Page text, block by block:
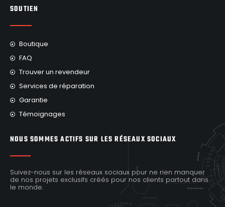
SOUTIEN
Boutique
FAQ
Trouver un revendeur
Services de réparation
Garantie
Témoignages
NOUS SOMMES ACTIFS SUR LES RÉSEAUX SOCIAUX
Suivez-nous sur les réseaux sociaux pour ne rien manquer
de nos projets exclusifs créés pour nos clients partout dans
le monde.